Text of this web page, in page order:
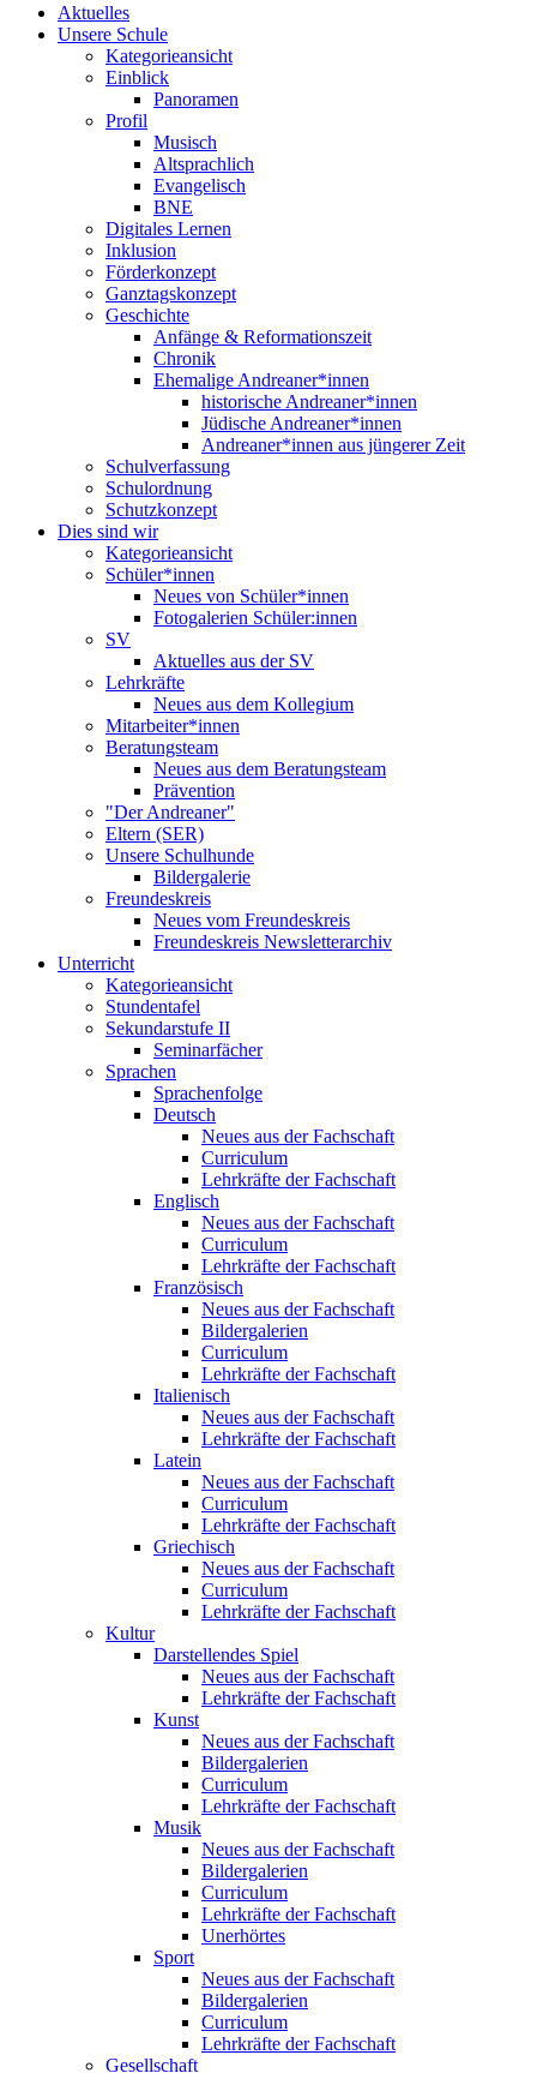
Aktuelles
Unsere Schule
Kategorieansicht
Einblick
Panoramen
Profil
Musisch
Altsprachlich
Evangelisch
BNE
Digitales Lernen
Inklusion
Förderkonzept
Ganztagskonzept
Geschichte
Anfänge & Reformationszeit
Chronik
Ehemalige Andreaner*innen
historische Andreaner*innen
Jüdische Andreaner*innen
Andreaner*innen aus jüngerer Zeit
Schulverfassung
Schulordnung
Schutzkonzept
Dies sind wir
Kategorieansicht
Schüler*innen
Neues von Schüler*innen
Fotogalerien Schüler:innen
SV
Aktuelles aus der SV
Lehrkräfte
Neues aus dem Kollegium
Mitarbeiter*innen
Beratungsteam
Neues aus dem Beratungsteam
Prävention
"Der Andreaner"
Eltern (SER)
Unsere Schulhunde
Bildergalerie
Freundeskreis
Neues vom Freundeskreis
Freundeskreis Newsletterarchiv
Unterricht
Kategorieansicht
Stundentafel
Sekundarstufe II
Seminarfächer
Sprachen
Sprachenfolge
Deutsch
Neues aus der Fachschaft
Curriculum
Lehrkräfte der Fachschaft
Englisch
Neues aus der Fachschaft
Curriculum
Lehrkräfte der Fachschaft
Französisch
Neues aus der Fachschaft
Bildergalerien
Curriculum
Lehrkräfte der Fachschaft
Italienisch
Neues aus der Fachschaft
Lehrkräfte der Fachschaft
Latein
Neues aus der Fachschaft
Curriculum
Lehrkräfte der Fachschaft
Griechisch
Neues aus der Fachschaft
Curriculum
Lehrkräfte der Fachschaft
Kultur
Darstellendes Spiel
Neues aus der Fachschaft
Lehrkräfte der Fachschaft
Kunst
Neues aus der Fachschaft
Bildergalerien
Curriculum
Lehrkräfte der Fachschaft
Musik
Neues aus der Fachschaft
Bildergalerien
Curriculum
Lehrkräfte der Fachschaft
Unerhörtes
Sport
Neues aus der Fachschaft
Bildergalerien
Curriculum
Lehrkräfte der Fachschaft
Gesellschaft